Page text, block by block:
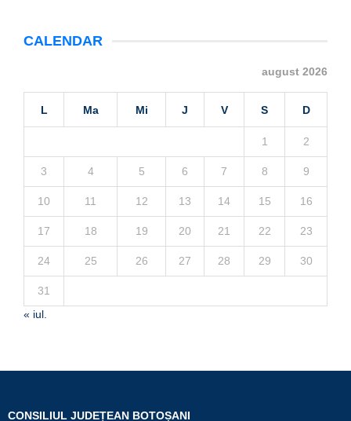
CALENDAR
august 2026
L Ma Mi J V S D
1 2
3 4 5 6 7 8 9
10 11 12 13 14 15 16
17 18 19 20 21 22 23
24 25 26 27 28 29 30
31
« iul.
CONSILIUL JUDEȚEAN BOTOȘANI